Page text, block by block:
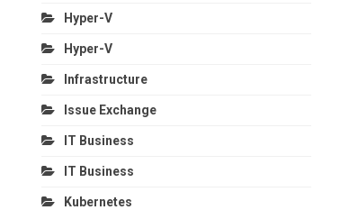
Hyper-V
Hyper-V
Infrastructure
Issue Exchange
IT Business
IT Business
Kubernetes